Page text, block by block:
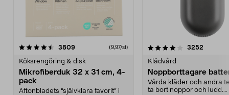
3809recensioner (9,97/st)
Köksrengöring & disk
Mikrofiberduk 32 x 31 cm, 4-
pack
Aftonbladets "självklara favorit” i
4.0av 5 stjärnor 3252
Klädvård
Noppborttagare
Vårda kläder och andra
ta bort noppor och ludd.
4.5av 5 stjärnor